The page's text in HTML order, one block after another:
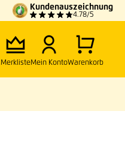
Kundenauszeichnung
4.78/5
MerklisteMein KontoWarenkorb